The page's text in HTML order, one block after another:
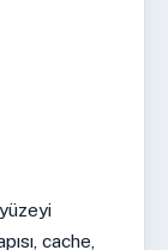
cache,